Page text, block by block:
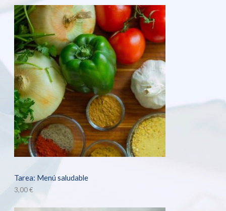
Tarea: Menú saludable
3,00€